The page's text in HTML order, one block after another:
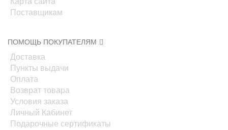
Поставщикам
ПОМОЩЬ ПОКУПАТЕЛЯМ
Доставка
Пункты выдачи
Оплата
Возврат товара
Условия заказа
Личный Кабинет
Подарочные сертификаты